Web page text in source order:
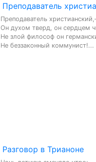
Преподаватель
Преподаватель
Он духом тверд, он сердцем
Не злой философ он
Не беззаконный коммунист!...
Разговор в Трианоне